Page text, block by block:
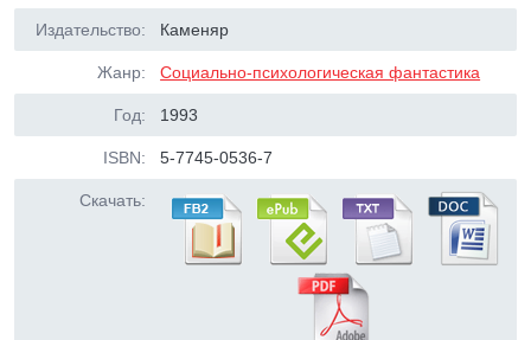
Издательство: Каменяр
Жанр: Социально-психологическая фантастика
Год: 1993
ISBN: 5-7745-0536-7
Скачать: